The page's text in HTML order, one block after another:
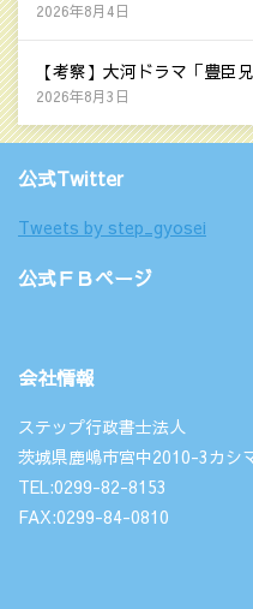
2026年8月4日
【考察】大河ドラマ「豊臣
2026年8月3日
公式Twitter
Tweets by step_gyosei
公式ＦＢページ
会社情報
ステップ行政書士法人
茨城県鹿嶋市宮中2010-3カシ
TEL:0299-82-8153
FAX:0299-84-0810